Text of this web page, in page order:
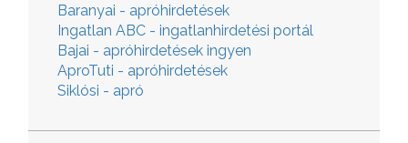
Baranyai - apróhirdetések
Ingatlan ABC - ingatlanhirdetési portál
Bajai - apróhirdetések ingyen
AproTuti - apróhirdetések
Siklósi - apró